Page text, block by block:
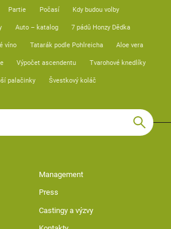
Partie Počasí Kdy budou volby
Auto – katalog 7 pádů Honzy Dědka
víno Tatarák podle Pohlreicha Aloe vera
Výpočet ascendentu Tvarohové knedlíky
palačinky Švestkový koláč
Management
Press
Castingy a výzvy